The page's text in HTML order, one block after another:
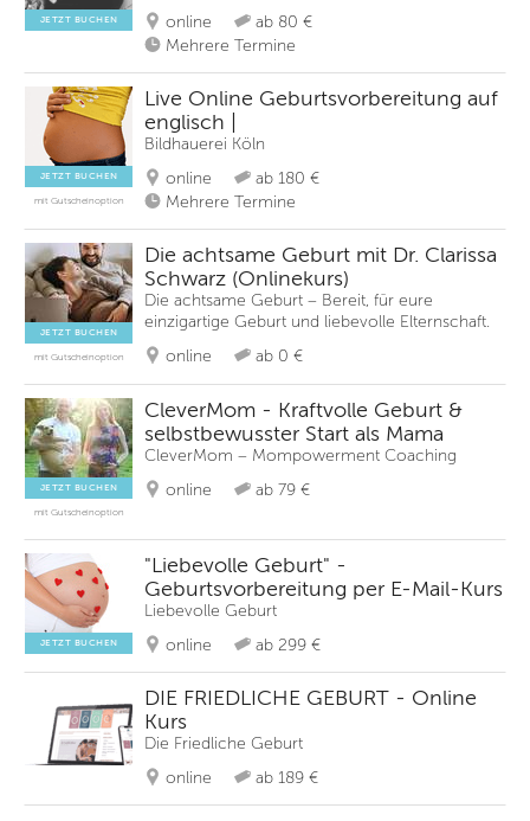
JETZT BUCHEN
online
ab 80 €
Mehrere Termine
JETZT BUCHEN
mit Gutscheinoption
Live Online Geburtsvorbereitung auf
englisch |
Bildhauerei Köln
online
ab 180 €
Mehrere Termine
JETZT BUCHEN
mit Gutscheinoption
Die achtsame Geburt mit Dr. Clarissa
Schwarz (Onlinekurs)
Die achtsame Geburt – Bereit, für eure
einzigartige Geburt und liebevolle Elternschaft.
online
ab 0 €
JETZT BUCHEN
mit Gutscheinoption
CleverMom - Kraftvolle Geburt &
selbstbewusster Start als Mama
CleverMom – Mompowerment Coaching
online
ab 79 €
JETZT BUCHEN
"Liebevolle Geburt" -
Geburtsvorbereitung per E-Mail-Kurs
Liebevolle Geburt
online
ab 299 €
DIE FRIEDLICHE GEBURT - Online
Kurs
Die Friedliche Geburt
online
ab 189 €